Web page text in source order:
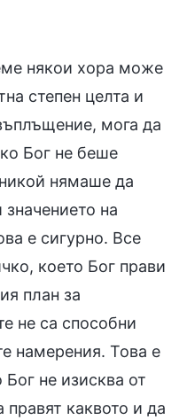
някои хора може
степен целта и
мога да
Бог не беше
нямаше да
на
е сигурно. Все
което Бог прави
план за
не са способни
намерения. Това е
Бог не изисква от
правят каквото и да